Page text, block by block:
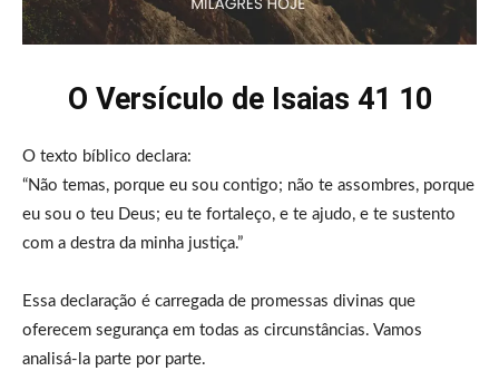
O Versículo de Isaias 41 10
O texto bíblico declara:
“Não temas, porque eu sou contigo; não te assombres, porque
eu sou o teu Deus; eu te fortaleço, e te ajudo, e te sustento
com a destra da minha justiça.”
Essa declaração é carregada de promessas divinas que
oferecem segurança em todas as circunstâncias. Vamos
analisá-la parte por parte.